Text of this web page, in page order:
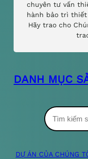
chuyên tư vấn
hành bảo trì thiết
Hãy trao cho
DANH MỤC
m
DỰ ÁN CỦA CHÚNG